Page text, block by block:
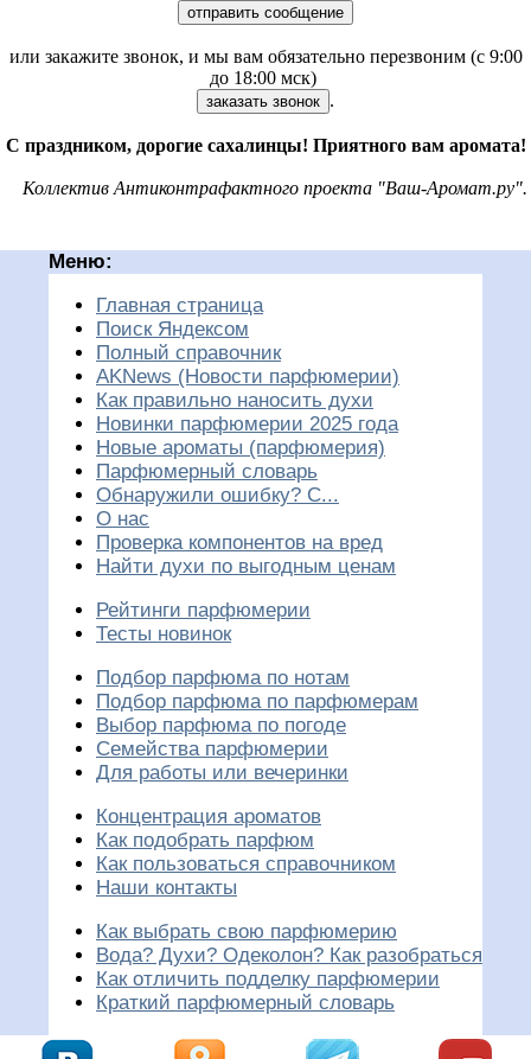
отправить сообщение
или закажите звонок, и мы вам обязательно перезвоним (с 9:00
до 18:00 мск)
заказать звонок .
С праздником, дорогие сахалинцы! Приятного вам аромата!
Коллектив Антиконтрафактного проекта "Ваш-Аромат.ру".
Меню:
Главная страница
Поиск Яндексом
Полный справочник
AKNews (Новости парфюмерии)
Как правильно наносить духи
Новинки парфюмерии 2025 года
Новые ароматы (парфюмерия)
Парфюмерный словарь
Обнаружили ошибку? С...
О нас
Проверка компонентов на вред
Найти духи по выгодным ценам
Рейтинги парфюмерии
Тесты новинок
Подбор парфюма по нотам
Подбор парфюма по парфюмерам
Выбор парфюма по погоде
Семейства парфюмерии
Для работы или вечеринки
Концентрация ароматов
Как подобрать парфюм
Как пользоваться справочником
Наши контакты
Как выбрать свою парфюмерию
Вода? Духи? Одеколон? Как разобраться
Как отличить подделку парфюмерии
Краткий парфюмерный словарь